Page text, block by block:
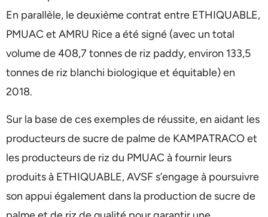
En parallèle, le deuxième contrat entre ETHIQUABLE,
PMUAC et AMRU Rice a été signé (avec un total
volume de 408,7 tonnes de riz paddy, environ 133,5
tonnes de riz blanchi biologique et équitable) en
2018.
Sur la base de ces exemples de réussite, en aidant les
producteurs de sucre de palme de KAMPATRACO et
les producteurs de riz du PMUAC à fournir leurs
produits à ETHIQUABLE, AVSF s’engage à poursuivre
son appui également dans la production de sucre de